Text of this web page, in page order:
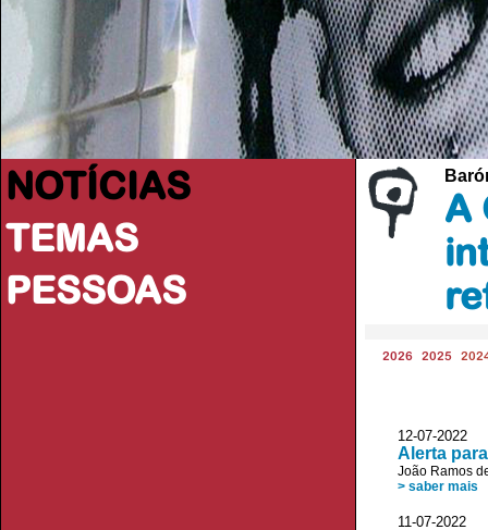
NOTÍCIAS
TEMAS
PESSOAS
A
2026 2025
12-07-2022
Alerta
João Ramos
> saber mais
11-07-2022